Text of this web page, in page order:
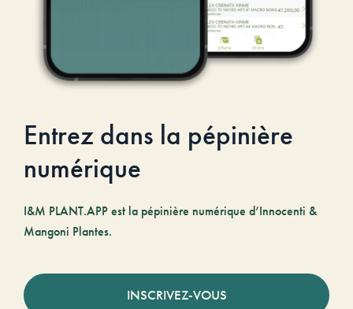
Entrez dans la pépinière
numérique
I&M PLANT.APP est la pépinière numérique d’Innocenti &
Mangoni Plantes.
INSCRIVEZ-VOUS